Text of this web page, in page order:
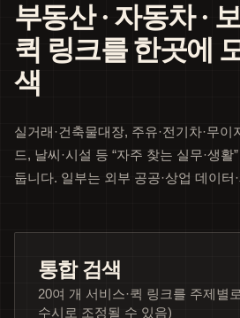
부동산 · 자동차 ·
퀵 링크를 한곳에
색
실거래·건축물대장, 주유·전기차·무이
드, 날씨·시설 등 “자주 찾는 실무·생
둡니다. 일부는 외부 공공·상업 데이터
통합 검색
20여 개 서비스·퀵 링크를 주제별
수시로 조정될 수 있음)